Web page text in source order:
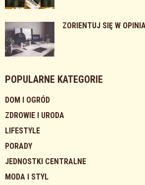
ZORIENTUJ SIĘ W
POPULARNE KATEGORIE
DOM I OGRÓD
ZDROWIE I URODA
LIFESTYLE
PORADY
JEDNOSTKI CENTRALNE
MODA I STYL